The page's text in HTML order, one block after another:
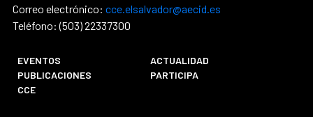
Correo electrónico: cce.elsalvador@aecid.es
Teléfono: (503) 22337300
EVENTOS
ACTUALIDAD
PUBLICACIONES
PARTICIPA
CCE